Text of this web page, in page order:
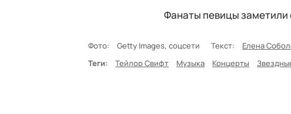
Фанаты певицы заметили
Фото: Getty Images, соцсети Текст: Елена
Теги:
Тейлор Свифт Музыка Концерты